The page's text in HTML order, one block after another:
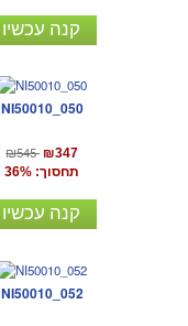
קנה עכשיו
NI50010_050
₪545 ₪347
תחסוך: 36%
קנה עכשיו
NI50010_052